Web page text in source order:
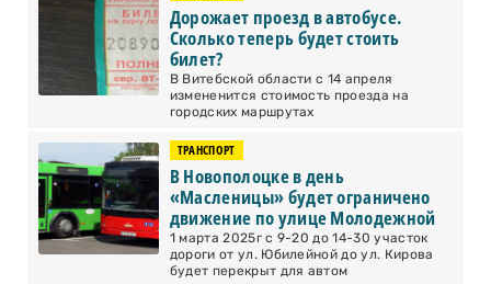
Дорожает проезд в автобусе.
Сколько теперь будет стоить
билет?
В Витебской области с 14 апреля
измененится стоимость проезда на
городских маршрутах
ТРАНСПОРТ
В Новополоцке в день
«Масленицы» будет ограничено
движение по улице Молодежной
1 марта 2025г с 9-20 до 14-30 участок
дороги от ул. Юбилейной до ул. Кирова
будет перекрыт для автом